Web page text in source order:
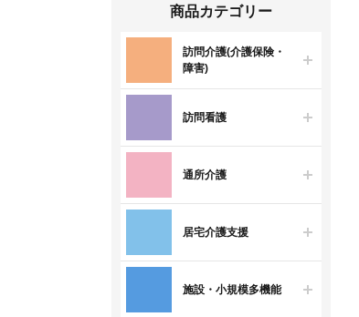
商品カテゴリー
訪問介護(介護保険・
障害)
訪問看護
通所介護
居宅介護支援
施設・小規模多機能